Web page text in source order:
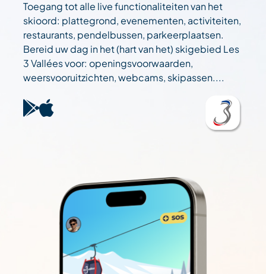
Toegang tot alle live functionaliteiten van het
skioord: plattegrond, evenementen, activiteiten,
restaurants, pendelbussen, parkeerplaatsen.
Bereid uw dag in het (hart van het) skigebied Les
3 Vallées voor: openingsvoorwaarden,
weersvooruitzichten, webcams, skipassen....